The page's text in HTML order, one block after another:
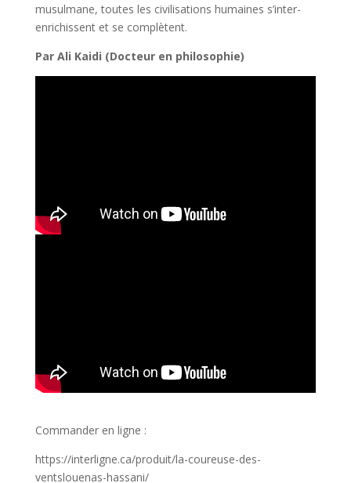
musulmane, toutes les civilisations humaines s’inter-
enrichissent et se complètent.
Par Ali Kaidi (Docteur en philosophie)
Commander en ligne :
https://interligne.ca/produit/la-coureuse-des-
ventslouenas-hassani/